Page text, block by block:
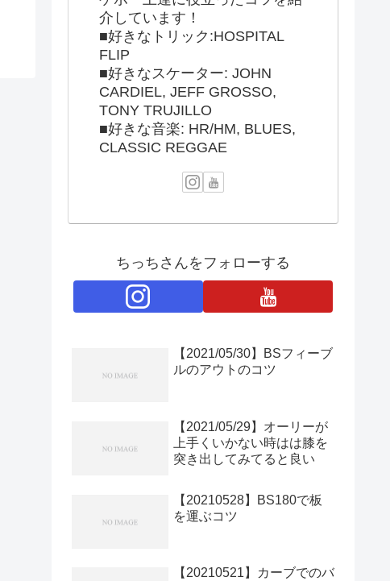
介しています！
■好きなトリック:HOSPITAL
FLIP
■好きなスケーター: JOHN
CARDIEL, JEFF GROSSO,
TONY TRUJILLO
■好きな音楽: HR/HM, BLUES,
CLASSIC REGGAE
ちっちさんをフォローする
【2021/05/30】BSフィーブ
ルのアウトのコツ
【2021/05/29】オーリーが
上手くいかない時はは膝を
突き出してみてると良い
【20210528】BS180で板
を運ぶコツ
【20210521】カーブでのバ